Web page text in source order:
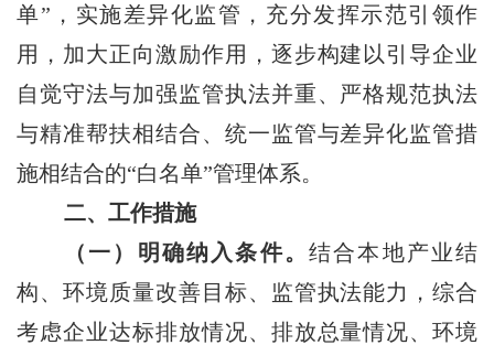
单”，实施差异化监管，充分发挥示范引领作
用，加大正向激励作用，逐步构建以引导企业
自觉守法与加强监管执法并重、严格规范执法
与精准帮扶相结合、统一监管与差异化监管措
施相结合的“白名单”管理体系。
二、工作措施
（一）明确纳入条件。结合本地产业结
构、环境质量改善目标、监管执法能力，综合
考虑企业达标排放情况、排放总量情况、环境